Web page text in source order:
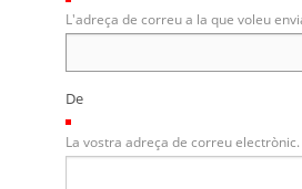
L'adreça de correu a la que voleu
De
La vostra adreça de correu electrònic.